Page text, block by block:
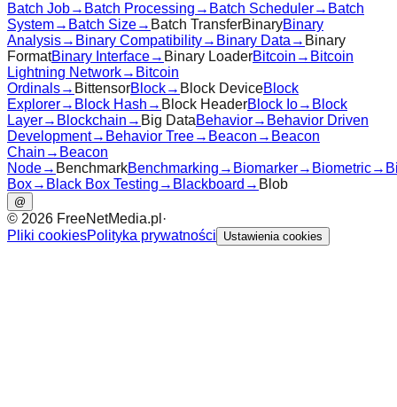
Batch Job→ Batch Processing → Batch Scheduler→ Batch
System→ Batch Size→ Batch TransferBinaryBinary
Analysis→ Binary Compatibility→ Binary Data → Binary
FormatBinary Interface→ Binary LoaderBitcoin → Bitcoin
Lightning Network→ Bitcoin
Ordinals→ BittensorBlock→ Block DeviceBlock
Explorer→ Block Hash → Block HeaderBlock Io→ Block
Layer→ Blockchain → Big DataBehavior→ Behavior Driven
Development→ Behavior Tree→ Beacon → Beacon
Chain → Beacon
Node→ BenchmarkBenchmarking → Biomarker→ Biometric→
Box→ Black Box Testing → Blackboard → Blob
@
© 2026 FreeNetMedia.pl ·
Pliki cookiesPolityka prywatności Ustawienia cookies